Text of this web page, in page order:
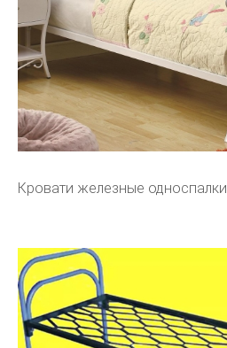
Кровати железные односпалки